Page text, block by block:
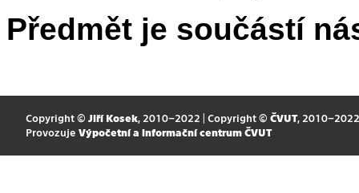
Předmět je součástí
Copyright © Jiří Kosek, 2010–2022 | Copyright © ČVUT, 2010–2022
Provozuje Výpočetní a informační centrum ČVUT